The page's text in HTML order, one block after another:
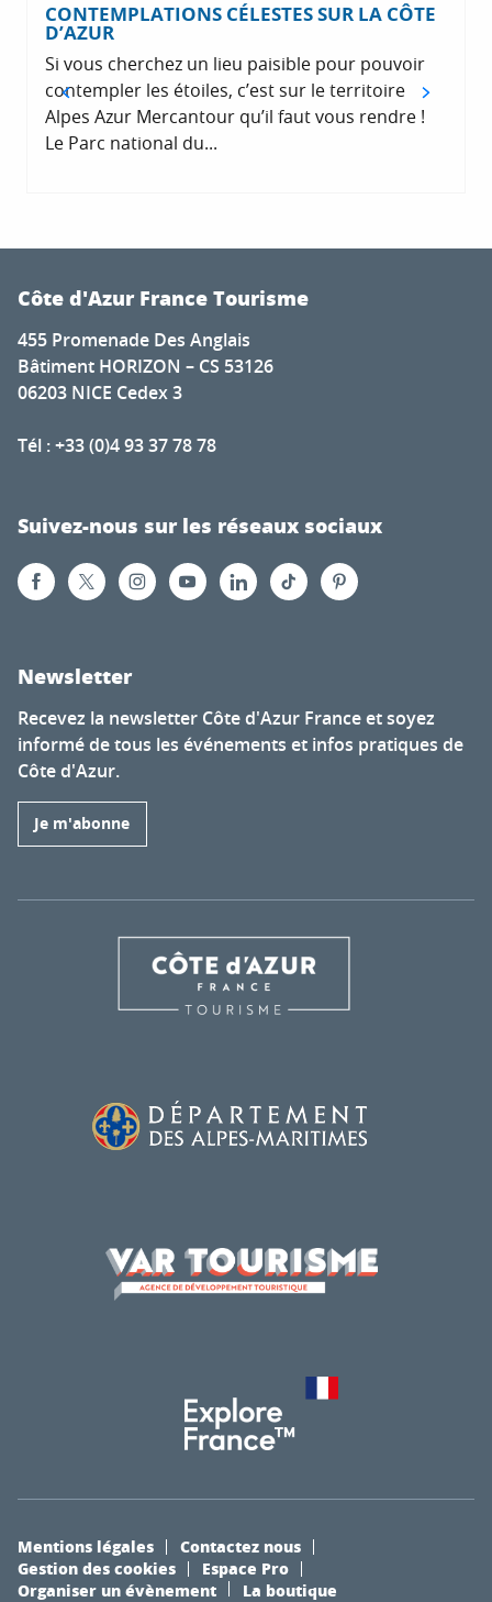
CONTEMPLATIONS CÉLESTES SUR LA CÔTE
D’AZUR
Si vous cherchez un lieu paisible pour pouvoir
contempler les étoiles, c’est sur le territoire
Alpes Azur Mercantour qu’il faut vous rendre !
Le Parc national du...
Côte d'Azur France Tourisme
455 Promenade Des Anglais
Bâtiment HORIZON – CS 53126
06203 NICE Cedex 3
Tél : +33 (0)4 93 37 78 78
Suivez-nous sur les réseaux sociaux
Newsletter
Recevez la newsletter Côte d'Azur France et soyez
informé de tous les événements et infos pratiques de
Côte d'Azur.
Je m'abonne
Mentions légales
Contactez nous
Gestion des cookies
Espace Pro
Organiser un évènement
La boutique